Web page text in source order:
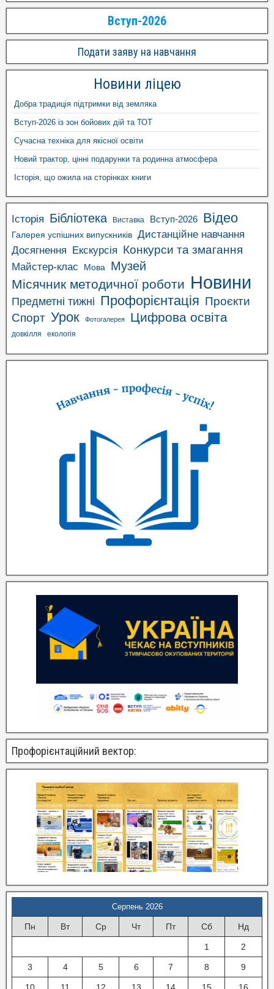
Вступ-2026
Подати заяву на навчання
Новини ліцею
Добра традиція підтримки від земляка
Вступ-2026 із зон бойових дій та ТОТ
Сучасна техніка для якісної освіти
Новий трактор, цінні подарунки та родинна атмосфера
Історія, що ожила на сторінках книги
Історія Бібліотека Виставка Вступ-2026 Відео
Галерея успішних випускників Дистанційне навчання
Досягнення Екскурсія Конкурси та змагання
Майстер-клас Мова Музей
Місячник методичної роботи Новини
Предметні тижні Профорієнтація Проєкти
Спорт Урок Фотогалерея Цифрова освіта
довкілля екологія
Профорієнтаційний вектор:
Серпень 2026
Пн Вт Ср Чт Пт Сб Нд
1 2
3 4 5 6 7 8 9